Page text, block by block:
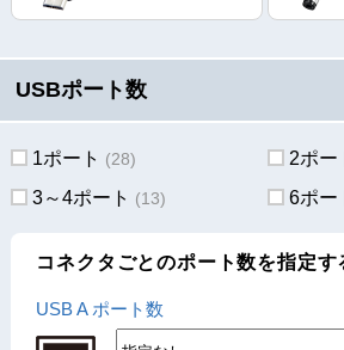
USBポート数
1ポート (28) 2ポー
3～4ポート (13) 6ポー
コネクタごとのポート数を指定す
USB A ポート数